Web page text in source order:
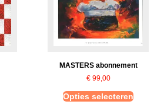
MASTERS abonnement
€99,00
Opties selecteren